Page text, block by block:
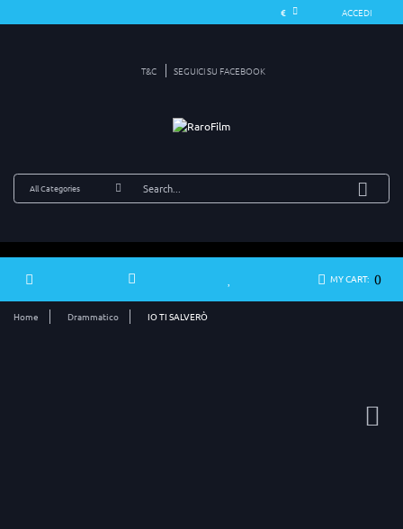
ACCEDI
T&C SEGUICI SU FACEBOOK
MY CART: 0
Home Drammatico IO TI SALVERÒ